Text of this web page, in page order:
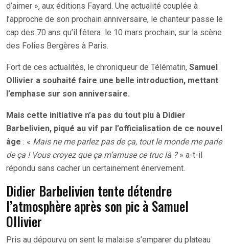
d’aimer », aux éditions Fayard. Une actualité couplée à
l’approche de son prochain anniversaire, le chanteur passe le
cap des 70 ans qu’il fêtera le 10 mars prochain, sur la scène
des Folies Bergères à Paris.
Fort de ces actualités, le chroniqueur de Télématin, Samuel
Ollivier a souhaité faire une belle introduction, mettant
l’emphase sur son anniversaire.
Mais cette initiative n’a pas du tout plu à Didier
Barbelivien, piqué au vif par l’officialisation de ce nouvel
âge : « Mais ne me parlez pas de ça, tout le monde me parle
de ça ! Vous croyez que ça m’amuse ce truc là ?» a-t-il
répondu sans cacher un certainement énervement.
Didier Barbelivien tente détendre
l’atmosphère après son pic à Samuel
Ollivier
Pris au dépourvu on sent le malaise s’emparer du plateau